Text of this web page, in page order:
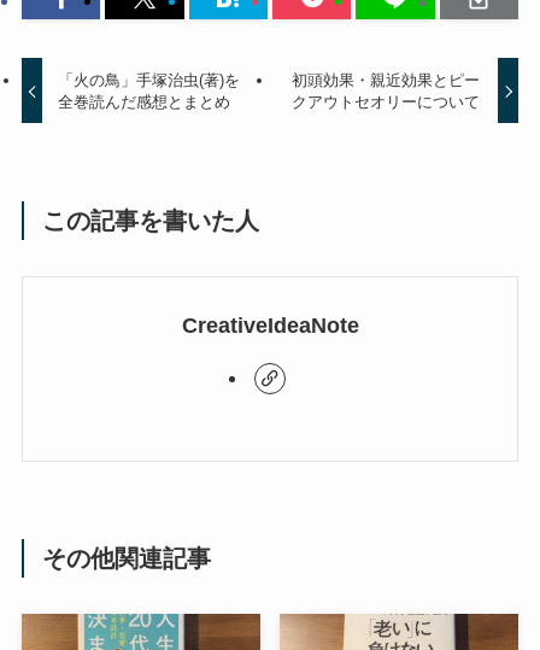
「火の鳥」手塚治虫(著)を
全巻読んだ感想とまとめ
初頭効果・親近効果とピー
クアウトセオリーについて
この記事を書いた人
CreativeIdeaNote
その他関連記事